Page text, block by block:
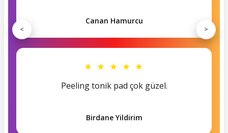
Canan Hamurcu
★ ★ ★ ★ ★
Peeling tonik pad çok güzel.
Birdane Yildirim
< >